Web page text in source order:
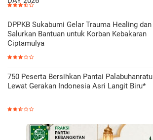
DPPKB Sukabumi Gelar Trauma Healing dan
Salurkan Bantuan untuk Korban Kebakaran
Ciptamulya
750 Peserta Bersihkan Pantai Palabuhanratu
Lewat Gerakan Indonesia Asri Langit Biru*